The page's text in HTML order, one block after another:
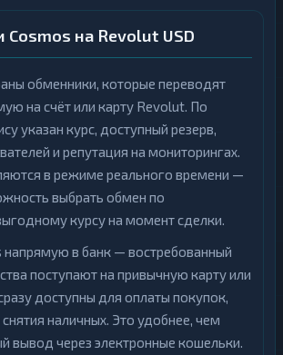
Cosmos на Revolut USD
обменники, которые переводят
на счёт или карту Revolut. По
указан курс, доступный резерв,
и репутация на мониторингах.
в режиме реального времени —
выбрать обмен по
курсу на момент сделки.
в банк — востребованный
поступают на привычную карту или
доступны для оплаты покупок,
наличных. Это удобнее, чем
вывод через электронные кошельки.